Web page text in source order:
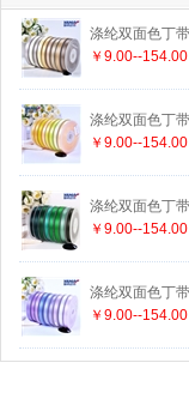
447
552
625
￥9.00--154.00
￥9.00--154.00
￥9.00--154.00
￥9.00--154.00